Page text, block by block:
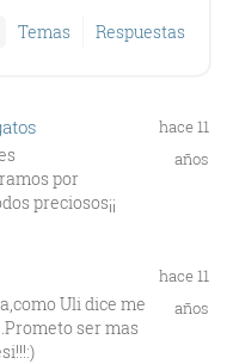
Temas Respuestas
por
preciosos¡¡
hace 11
años
Uli dice me
ser mas
hace 11
años